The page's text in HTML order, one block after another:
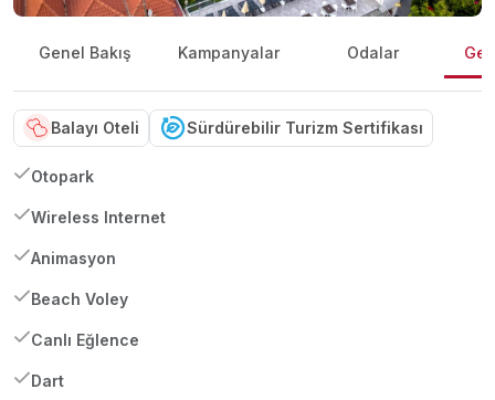
Genel Bakış Kampanyalar Odalar
Balayı Oteli Sürdürebilir Turizm Sertifikası
Otopark
Wireless Internet
Animasyon
Beach Voley
Canlı Eğlence
Dart